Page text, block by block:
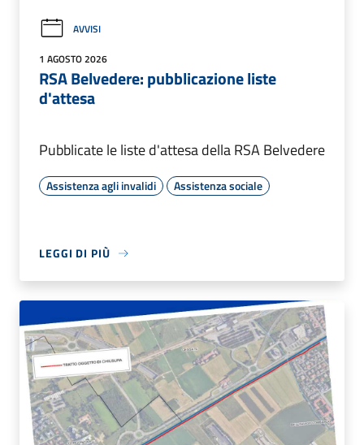
AVVISI
1 AGOSTO 2026
RSA Belvedere: pubblicazione liste
d'attesa
Pubblicate le liste d'attesa della RSA Belvedere
Assistenza agli invalidi Assistenza sociale
LEGGI DI PIÙ